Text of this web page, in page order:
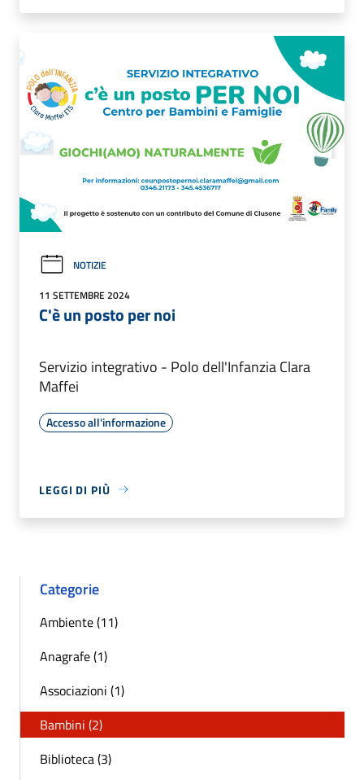
NOTIZIE
11 SETTEMBRE 2024
C'è un posto per noi
Servizio integrativo - Polo dell'Infanzia Clara
Maffei
Accesso all'informazione
LEGGI DI PIÙ
Categorie
Ambiente (11)
Anagrafe (1)
Associazioni (1)
Bambini (2)
Biblioteca (3)